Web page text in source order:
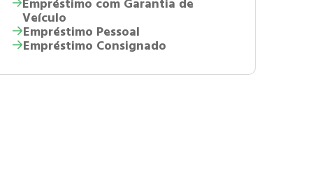
Veículo
Empréstimo Pessoal
Empréstimo Consignado